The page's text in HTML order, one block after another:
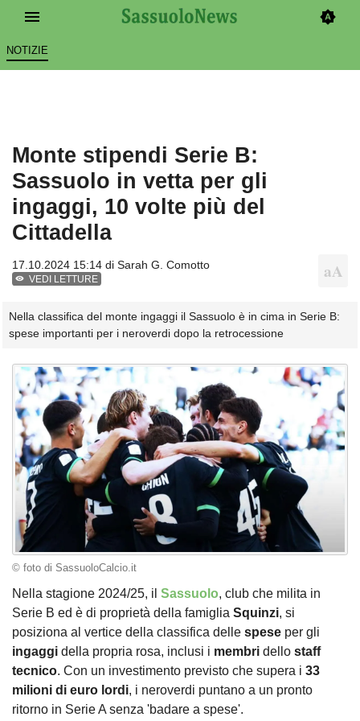
NOTIZIE
Monte stipendi Serie B:
Sassuolo in vetta per gli
ingaggi, 10 volte più del
Cittadella
17.10.2024 15:14 di Sarah G. Comotto
VEDI LETTURE
Nella classifica del monte ingaggi il Sassuolo è in cima in Serie B:
spese importanti per i neroverdi dopo la retrocessione
© foto di SassuoloCalcio.it
Nella stagione 2024/25, il Sassuolo, club che milita in
Serie B ed è di proprietà della famiglia Squinzi, si
posiziona al vertice della classifica delle spese per gli
ingaggi della propria rosa, inclusi i membri dello staff
tecnico. Con un investimento previsto che supera i 33
milioni di euro lordi, i neroverdi puntano a un pronto
ritorno in Serie A senza 'badare a spese'.